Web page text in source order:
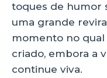
toques de humor
uma grande
momento no qual
criado, embora a
continue viva.